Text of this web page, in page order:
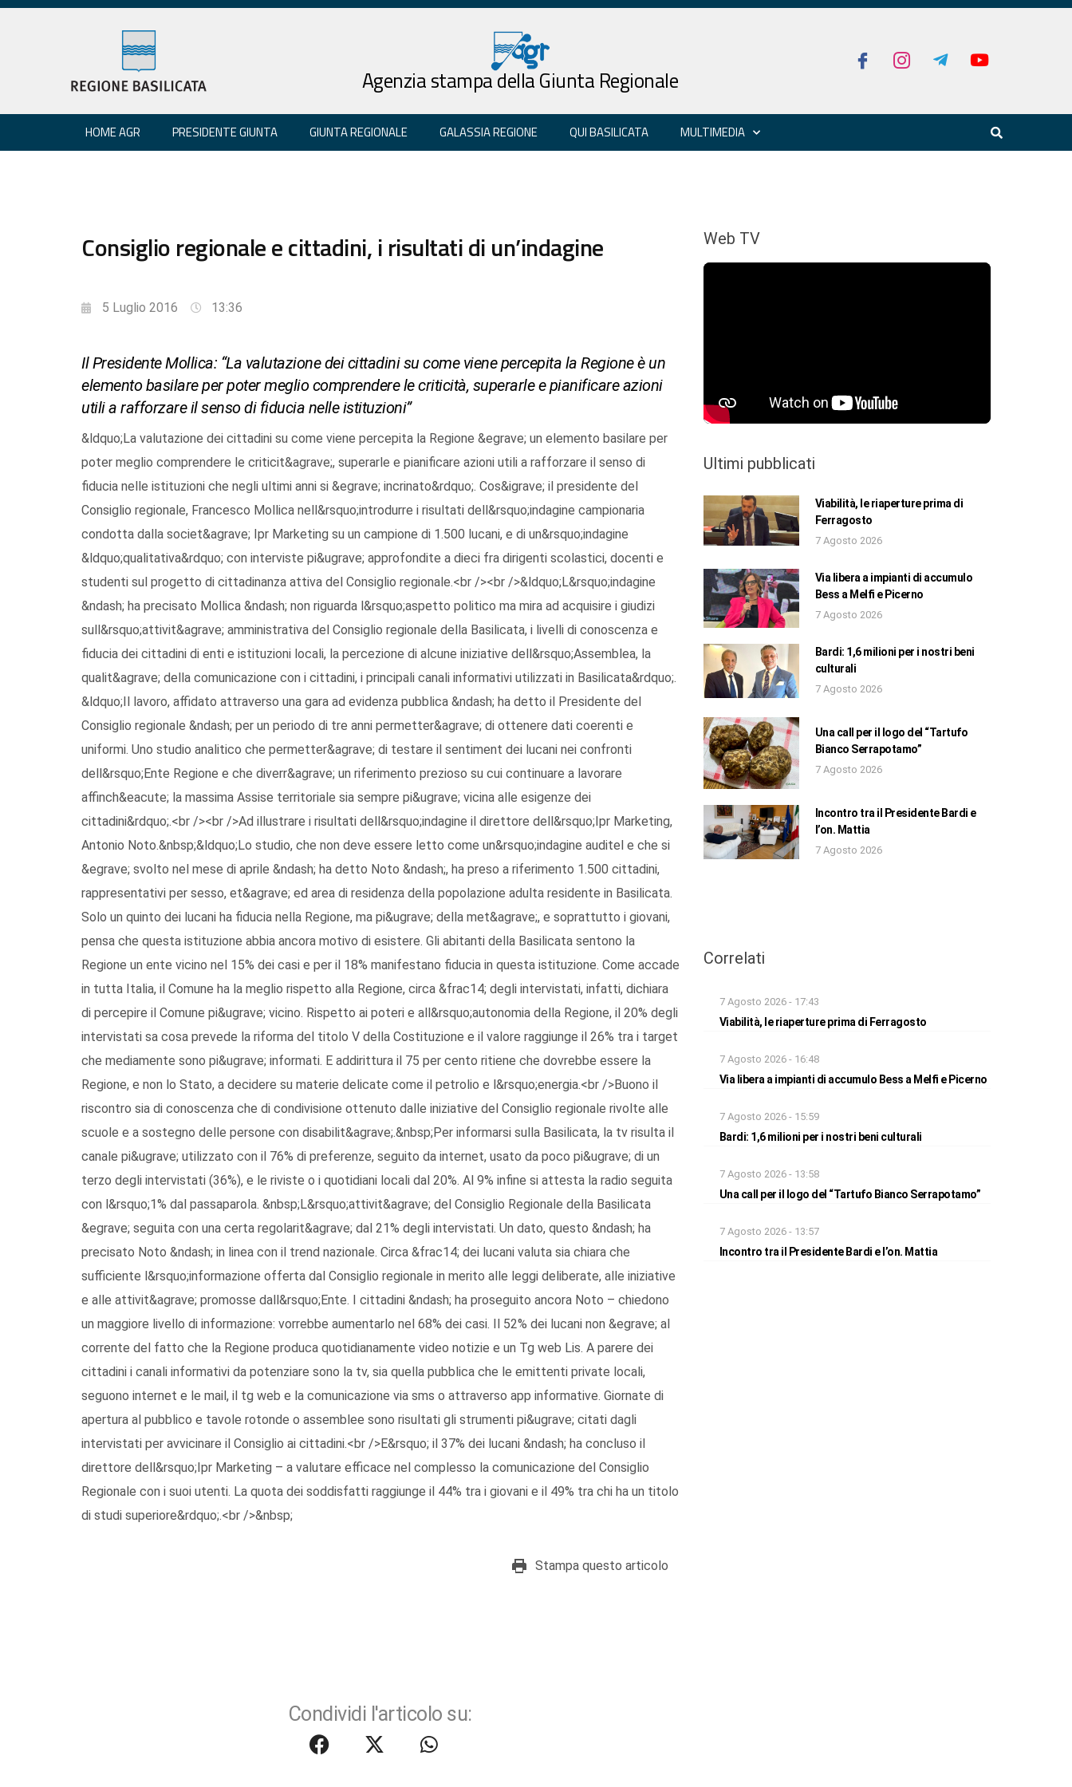
Agenzia stampa della Giunta Regionale
HOME AGR PRESIDENTE GIUNTA GIUNTA REGIONALE GALASSIA REGIONE QUI BASILICATA MULTIMEDIA
Consiglio regionale e cittadini, i risultati di un’indagine
5 Luglio 2016 13:36
Il Presidente Mollica: “La valutazione dei cittadini su come viene percepita la Regione è un
elemento basilare per poter meglio comprendere le criticità, superarle e pianificare azioni
utili a rafforzare il senso di fiducia nelle istituzioni”
&ldquo;La valutazione dei cittadini su come viene percepita la Regione &egrave; un elemento basilare per
poter meglio comprendere le criticit&agrave;, superarle e pianificare azioni utili a rafforzare il senso di
fiducia nelle istituzioni che negli ultimi anni si &egrave; incrinato&rdquo;. Cos&igrave; il presidente del
Consiglio regionale, Francesco Mollica nell&rsquo;introdurre i risultati dell&rsquo;indagine campionaria
condotta dalla societ&agrave; Ipr Marketing su un campione di 1.500 lucani, e di un&rsquo;indagine
&ldquo;qualitativa&rdquo; con interviste pi&ugrave; approfondite a dieci fra dirigenti scolastici, docenti e
studenti sul progetto di cittadinanza attiva del Consiglio regionale.<br /><br />&ldquo;L&rsquo;indagine
&ndash; ha precisato Mollica &ndash; non riguarda l&rsquo;aspetto politico ma mira ad acquisire i giudizi
sull&rsquo;attivit&agrave; amministrativa del Consiglio regionale della Basilicata, i livelli di conoscenza e
fiducia dei cittadini di enti e istituzioni locali, la percezione di alcune iniziative dell&rsquo;Assemblea, la
qualit&agrave; della comunicazione con i cittadini, i principali canali informativi utilizzati in Basilicata&rdquo;.
&ldquo;Il lavoro, affidato attraverso una gara ad evidenza pubblica &ndash; ha detto il Presidente del
Consiglio regionale &ndash; per un periodo di tre anni permetter&agrave; di ottenere dati coerenti e
uniformi. Uno studio analitico che permetter&agrave; di testare il sentiment dei lucani nei confronti
dell&rsquo;Ente Regione e che diverr&agrave; un riferimento prezioso su cui continuare a lavorare
affinch&eacute; la massima Assise territoriale sia sempre pi&ugrave; vicina alle esigenze dei
cittadini&rdquo;.<br /><br />Ad illustrare i risultati dell&rsquo;indagine il direttore dell&rsquo;Ipr Marketing,
Antonio Noto.&nbsp;&ldquo;Lo studio, che non deve essere letto come un&rsquo;indagine auditel e che si
&egrave; svolto nel mese di aprile &ndash; ha detto Noto &ndash;, ha preso a riferimento 1.500 cittadini,
rappresentativi per sesso, et&agrave; ed area di residenza della popolazione adulta residente in Basilicata.
Solo un quinto dei lucani ha fiducia nella Regione, ma pi&ugrave; della met&agrave;, e soprattutto i giovani,
pensa che questa istituzione abbia ancora motivo di esistere. Gli abitanti della Basilicata sentono la
Regione un ente vicino nel 15% dei casi e per il 18% manifestano fiducia in questa istituzione. Come accade
in tutta Italia, il Comune ha la meglio rispetto alla Regione, circa &frac14; degli intervistati, infatti, dichiara
di percepire il Comune pi&ugrave; vicino. Rispetto ai poteri e all&rsquo;autonomia della Regione, il 20% degli
intervistati sa cosa prevede la riforma del titolo V della Costituzione e il valore raggiunge il 26% tra i target
che mediamente sono pi&ugrave; informati. E addirittura il 75 per cento ritiene che dovrebbe essere la
Regione, e non lo Stato, a decidere su materie delicate come il petrolio e l&rsquo;energia.<br />Buono il
riscontro sia di conoscenza che di condivisione ottenuto dalle iniziative del Consiglio regionale rivolte alle
scuole e a sostegno delle persone con disabilit&agrave;.&nbsp;Per informarsi sulla Basilicata, la tv risulta il
canale pi&ugrave; utilizzato con il 76% di preferenze, seguito da internet, usato da poco pi&ugrave; di un
terzo degli intervistati (36%), e le riviste o i quotidiani locali dal 20%. Al 9% infine si attesta la radio seguita
con l&rsquo;1% dal passaparola. &nbsp;L&rsquo;attivit&agrave; del Consiglio Regionale della Basilicata
&egrave; seguita con una certa regolarit&agrave; dal 21% degli intervistati. Un dato, questo &ndash; ha
precisato Noto &ndash; in linea con il trend nazionale. Circa &frac14; dei lucani valuta sia chiara che
sufficiente l&rsquo;informazione offerta dal Consiglio regionale in merito alle leggi deliberate, alle iniziative
e alle attivit&agrave; promosse dall&rsquo;Ente. I cittadini &ndash; ha proseguito ancora Noto – chiedono
un maggiore livello di informazione: vorrebbe aumentarlo nel 68% dei casi. Il 52% dei lucani non &egrave; al
corrente del fatto che la Regione produca quotidianamente video notizie e un Tg web Lis. A parere dei
cittadini i canali informativi da potenziare sono la tv, sia quella pubblica che le emittenti private locali,
seguono internet e le mail, il tg web e la comunicazione via sms o attraverso app informative. Giornate di
apertura al pubblico e tavole rotonde o assemblee sono risultati gli strumenti pi&ugrave; citati dagli
intervistati per avvicinare il Consiglio ai cittadini.<br />E&rsquo; il 37% dei lucani &ndash; ha concluso il
direttore dell&rsquo;Ipr Marketing – a valutare efficace nel complesso la comunicazione del Consiglio
Regionale con i suoi utenti. La quota dei soddisfatti raggiunge il 44% tra i giovani e il 49% tra chi ha un titolo
di studi superiore&rdquo;.<br />&nbsp;
Stampa questo articolo
Condividi l'articolo su:
Web TV
Ultimi pubblicati
Viabilità, le riaperture prima di
Ferragosto
7 Agosto 2026
Via libera a impianti di accumulo
Bess a Melfi e Picerno
7 Agosto 2026
Bardi: 1,6 milioni per i nostri beni
culturali
7 Agosto 2026
Una call per il logo del “Tartufo
Bianco Serrapotamo”
7 Agosto 2026
Incontro tra il Presidente Bardi e
l’on. Mattia
7 Agosto 2026
Correlati
7 Agosto 2026 - 17:43
Viabilità, le riaperture prima di Ferragosto
7 Agosto 2026 - 16:48
Via libera a impianti di accumulo Bess a Melfi e Picerno
7 Agosto 2026 - 15:59
Bardi: 1,6 milioni per i nostri beni culturali
7 Agosto 2026 - 13:58
Una call per il logo del “Tartufo Bianco Serrapotamo”
7 Agosto 2026 - 13:57
Incontro tra il Presidente Bardi e l’on. Mattia